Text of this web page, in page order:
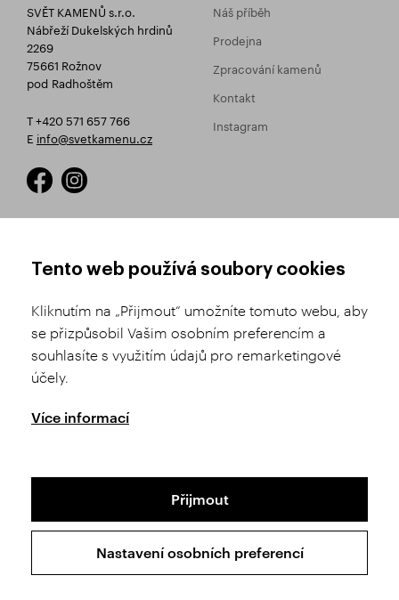
SVĚT KAMENŮ s.r.o.
Nábřeží Dukelských hrdinů
2269
75661 Rožnov
pod Radhoštěm
T +420 571 657 766
E info@svetkamenu.cz
Náš příběh
Prodejna
Zpracování kamenů
Kontakt
Instagram
Registrace
Výběr zboží
Doprava a platba
Historie objednávek
Obchodní podmínky
Reklamační řád
Nastavení soukromí
Copyright © 2026 SVĚT KAMENŮ s.r.o.
Tento web používá soubory cookies
Kliknutím na „Přijmout“ umožníte tomuto webu, aby
se přizpůsobil Vašim osobním preferencím a
souhlasíte s využitím údajů pro remarketingové
účely.
Více informací
Přijmout
Nastavení osobních preferencí